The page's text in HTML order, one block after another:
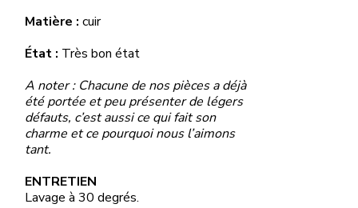
Matière : cuir
État : Très bon état
A noter : Chacune de nos pièces a déjà
été portée et peu présenter de légers
défauts, c’est aussi ce qui fait son
charme et ce pourquoi nous l’aimons
tant.
ENTRETIEN
Lavage à 30 degrés.